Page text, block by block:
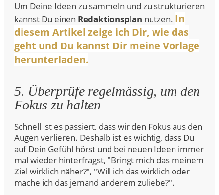
Um Deine Ideen zu sammeln und zu strukturieren
kannst Du einen Redaktionsplan nutzen. In
diesem Artikel zeige ich Dir, wie das
geht und Du kannst Dir meine Vorlage
herunterladen.
5. Überprüfe regelmässig, um den
Fokus zu halten
Schnell ist es passiert, dass wir den Fokus aus den
Augen verlieren. Deshalb ist es wichtig, dass Du
auf Dein Gefühl hörst und bei neuen Ideen immer
mal wieder hinterfragst, "Bringt mich das meinem
Ziel wirklich näher?", "Will ich das wirklich oder
mache ich das jemand anderem zuliebe?".